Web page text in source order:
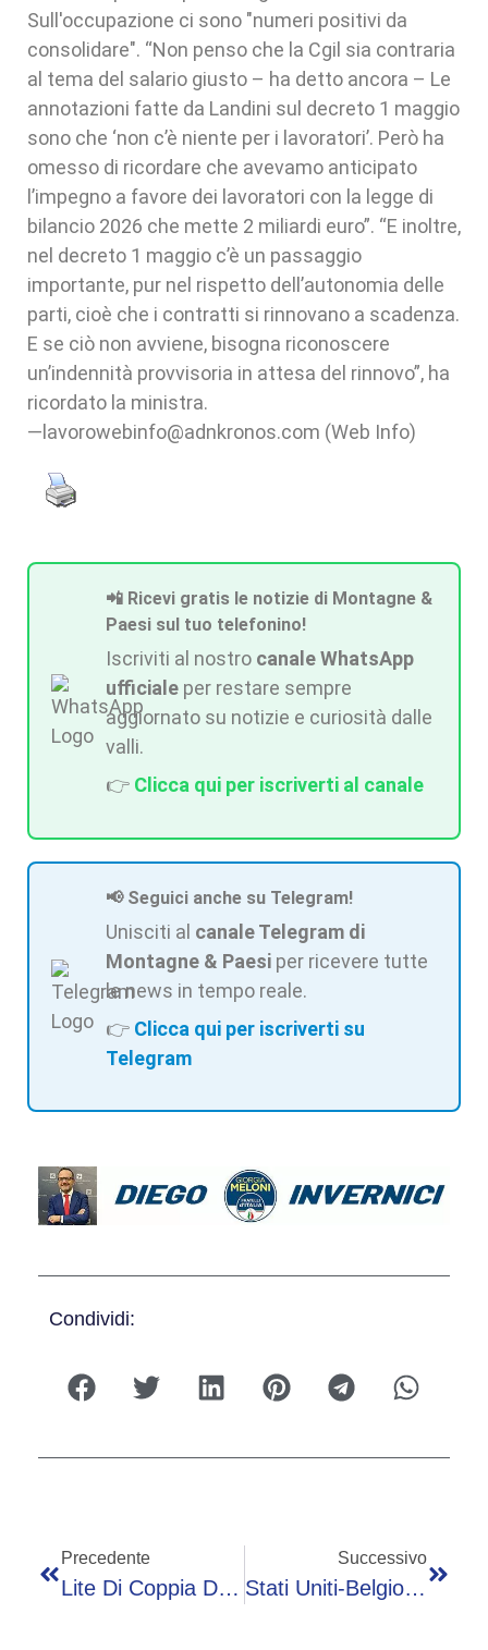
Sull'occupazione ci sono "numeri positivi da
consolidare". “Non penso che la Cgil sia contraria
al tema del salario giusto – ha detto ancora – Le
annotazioni fatte da Landini sul decreto 1 maggio
sono che ‘non c’è niente per i lavoratori’. Però ha
omesso di ricordare che avevamo anticipato
l’impegno a favore dei lavoratori con la legge di
bilancio 2026 che mette 2 miliardi euro”. “E inoltre,
nel decreto 1 maggio c’è un passaggio
importante, pur nel rispetto dell’autonomia delle
parti, cioè che i contratti si rinnovano a scadenza.
E se ciò non avviene, bisogna riconoscere
un’indennità provvisoria in attesa del rinnovo”, ha
ricordato la ministra.
—lavorowebinfo@adnkronos.com (Web Info)
📲 Ricevi gratis le notizie di Montagne &
Paesi sul tuo telefonino!
Iscriviti al nostro canale WhatsApp
ufficiale per restare sempre
aggiornato su notizie e curiosità dalle
valli.
👉 Clicca qui per iscriverti al canale
📢 Seguici anche su Telegram!
Unisciti al canale Telegram di
Montagne & Paesi per ricevere tutte
le news in tempo reale.
👉 Clicca qui per iscriverti su
Telegram
Condividi:
Precedente
Lite Di Coppia Dopo Il Viaggio In Nigeria, Chiama La Polizia Perché Il Marito Rifiuta Un Rapporto Intimo
Successivo
Stati Uniti-Belgio 1-4, Lukaku Esulta Con La ‘Trump Dance’ Ai Mondiali